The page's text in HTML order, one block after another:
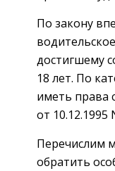
По закону
достигшему
18 лет. По
иметь права
от 10.12.1995
Перечислим
обратить